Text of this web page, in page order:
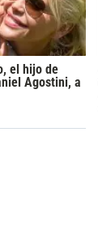
el hijo de
Agostini, a